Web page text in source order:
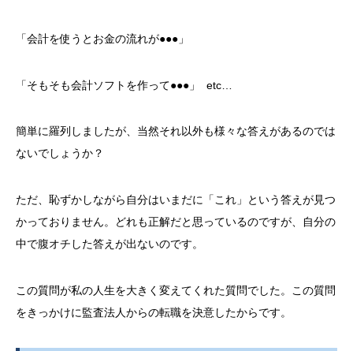
「会計を使うとお金の流れが●●●」
「そもそも会計ソフトを作って●●●」 etc…
簡単に羅列しましたが、当然それ以外も様々な答えがあるのでは
ないでしょうか？
ただ、恥ずかしながら自分はいまだに「これ」という答えが見つ
かっておりません。どれも正解だと思っているのですが、自分の
中で腹オチした答えが出ないのです。
この質問が私の人生を大きく変えてくれた質問でした。この質問
をきっかけに監査法人からの転職を決意したからです。